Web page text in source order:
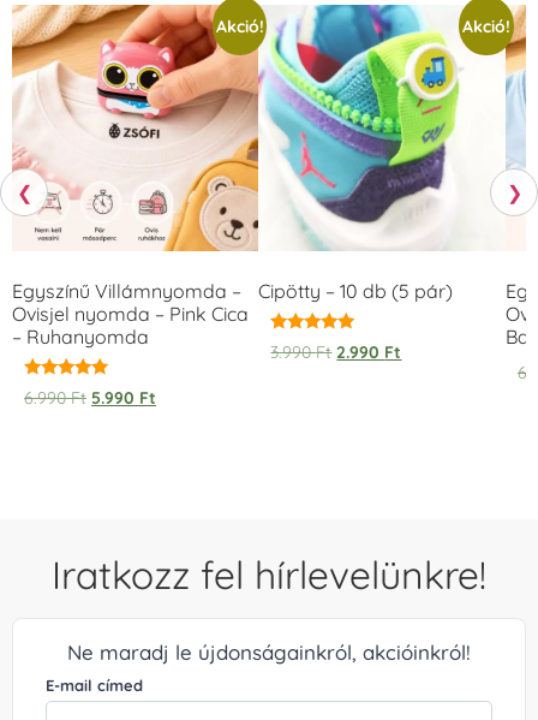
❮
Akció!
Egyszínű Villámnyomda –
Ovisjel nyomda – Pink Cica
– Ruhanyomda
Értékelés:
5.00
6.990Ft 5.990 Ft
Akció!
Cipötty – 10 db (5 pár)
Értékelés:
5.00
3.990Ft 2.990 Ft
❯
Iratkozz fel hírlevelünkre!
Ne maradj le újdonságainkról, akcióinkról!
E-mail címed